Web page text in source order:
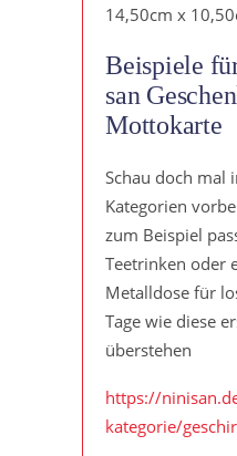
14,50cm x
Beispiele
san
Mottokarte
Schau doch mal
Kategorien
zum Beispiel
Teetrinken oder
Metalldose für
Tage wie diese
überstehen
https://
kategorie/